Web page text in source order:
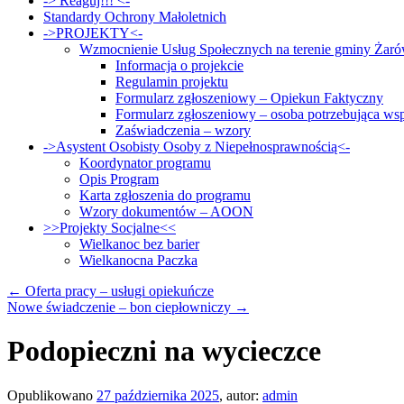
Standardy Ochrony Małoletnich
->PROJEKTY<-
Wzmocnienie Usług Społecznych na terenie gminy
Informacja o projekcie
Regulamin projektu
Formularz zgłoszeniowy – Opiekun Faktyczny
Formularz zgłoszeniowy – osoba potrzebująca
Zaświadczenia – wzory
->Asystent Osobisty Osoby z Niepełnosprawnością<-
Koordynator programu
Opis Program
Karta zgłoszenia do programu
Wzory dokumentów – AOON
>>Projekty Socjalne<<
Wielkanoc bez barier
Wielkanocna Paczka
← Oferta pracy – usługi opiekuńcze
Nowe świadczenie – bon ciepłowniczy →
Podopieczni na wycieczce
Opublikowano 27 października 2025, autor: admin